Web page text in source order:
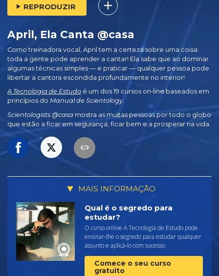
REPRODUZIR
April, Ela Canta @casa
Como treinadora vocal, April tem a certeza sobre uma coisa:
toda a gente pode aprender a cantar! Ela sabe que ao dominar
algumas técnicas simples — e praticar — qualquer pessoa pode
libertar a cantora escondida profundamente no interior!
A Tecnologia de Estudo é um dos 19 cursos on‑line baseados em
princípios do Manual de Scientology.
Scientologists @casa mostra as muitas pessoas por todo o globo
que estão a ficar em segurança, ficar bem e a prosperar na vida.
MAIS INFORMAÇÃO
Qual é o segredo para
estudar?
O curso online A Tecnologia de Estudo pode
ensinar‑lhe o segredo para estudar qualquer
assunto e aplicá‑lo com sucesso.
Comece o seu curso
gratuito